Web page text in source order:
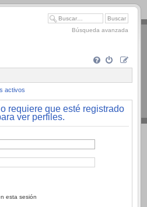
Búsqueda avanzada
activos
requiere que esté registrado
ver perfiles.
esta sesión